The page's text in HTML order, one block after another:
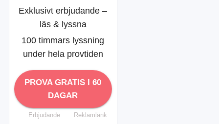
Exklusivt erbjudande –
läs & lyssna
100 timmars lyssning
under hela provtiden
PROVA GRATIS I 60
DAGAR
Erbjudande Reklamlänk